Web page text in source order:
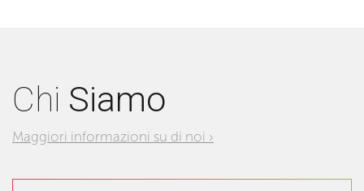
Chi Siamo
Maggiori informazioni su di noi ›